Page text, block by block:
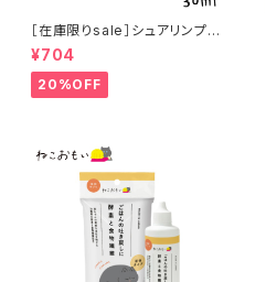
［在庫限りsale］シュアリンプウ
イヤークリーナー 30ml
¥704
20%OFF